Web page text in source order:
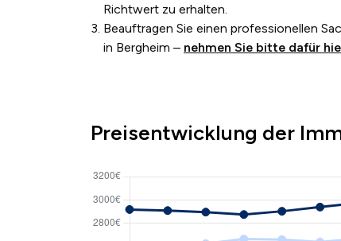
Richtwert zu erhalten.
Beauftragen Sie einen professionellen
in Bergheim – nehmen Sie bitte dafür
Preisentwicklung der